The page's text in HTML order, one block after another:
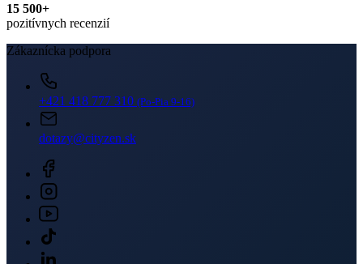
15 500+
pozitívnych recenzií
Zákaznícka podpora
+421 418 777 310 (Po-Pia 9-16)
dotazy@cityzen.sk